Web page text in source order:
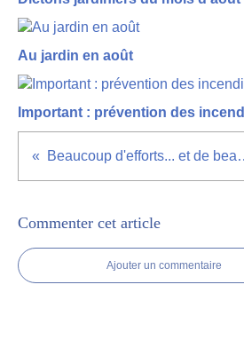
Au jardin en août
Important : prévention des
Beaucoup
Commenter cet article
Ajouter un commentaire